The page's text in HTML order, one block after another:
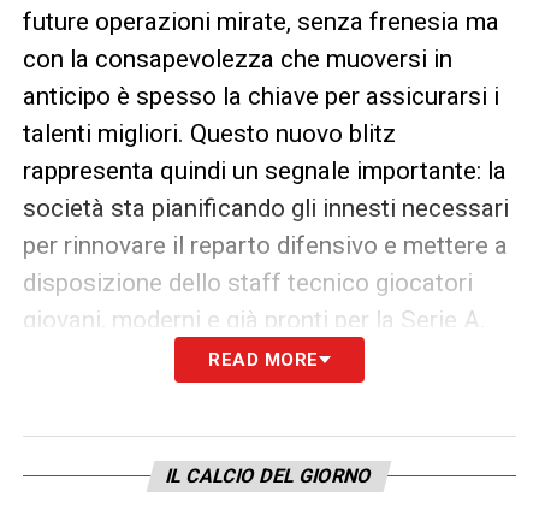
future operazioni mirate, senza frenesia ma
con la consapevolezza che muoversi in
anticipo è spesso la chiave per assicurarsi i
talenti migliori. Questo nuovo blitz
rappresenta quindi un segnale importante: la
società sta pianificando gli innesti necessari
per rinnovare il reparto difensivo e mettere a
disposizione dello staff tecnico giocatori
giovani, moderni e già pronti per la Serie A.
Le prossime settimane diranno se da
affondo reale nella prossima finestra di
mercato, ma una cosa è chiara: nel
READ MORE
IL CALCIO DEL GIORNO